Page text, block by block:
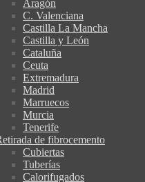
Aragón
C. Valenciana
Castilla La Mancha
Castilla y León
Cataluña
Ceuta
Extremadura
Madrid
Marruecos
Murcia
Tenerife
de fibrocemento
Cubiertas
Tuberías
Calorifugados